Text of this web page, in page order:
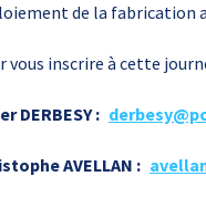
de la fabrication
vous inscrire à cette
DERBESY :
AVELLAN :